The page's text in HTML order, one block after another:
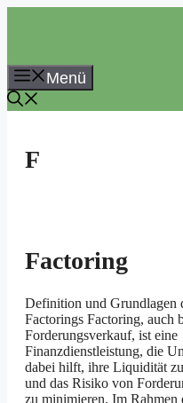
Menü
F
Factoring
Definition und Grundlagen
Factorings Factoring, auch
Forderungsverkauf, ist eine
Finanzdienstleistung, die
dabei hilft, ihre Liquidität
und das Risiko von
zu minimieren. Im Rahmen